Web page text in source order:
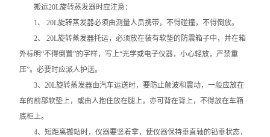
旋片式真空泵/油泵
智能控温仪
油、水浴锅
电动搅拌器
搬运20L旋转蒸发器时应注意：
1、 20L旋转蒸发器必须由测量人员携带，不得碰撞，不得倒放。
2、 20L旋转蒸发器托运，必须放在装有软垫的防震箱子中，并在箱
外标明“不得倒置”的字样，写上“光学或电子仪器，小心轻放，严禁重
压”。必要时应派人护送。
3、20L旋转蒸发器由汽车运送时，要防止颠波和震动，一般应放在
车的前部软垫上，或由人抱住放在腿上，亦可背在背上，不得放在车箱
底柜上。
4、短距离搬站时，仪器要竖着拿，使仪器保持垂直轴的铅垂状态，